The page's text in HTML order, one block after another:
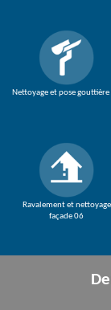
Nettoyage et pose gouttière
Ravalement et nettoyage
façade 06